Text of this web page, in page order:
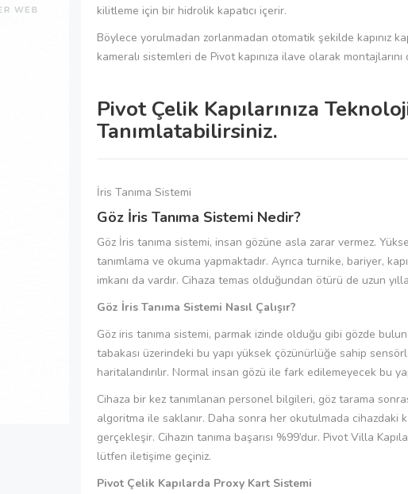
kilitleme için bir hidrolik kapatıcı içerir.
Böylece yorulmadan zorlanmadan otomatik şekilde kapınız
kameralı sistemleri de Pivot kapınıza ilave olarak montajlarını
Pivot Çelik Kapılarınıza
Tanımlatabilirsiniz.
İris Tanıma Sistemi
Göz İris Tanıma Sistemi Nedir?
Göz İris tanıma sistemi, insan gözüne asla zarar vermez.
tanımlama ve okuma yapmaktadır. Ayrıca turnike, bariyer,
imkanı da vardır. Cihaza temas olduğundan ötürü de uzun
Göz İris Tanıma Sistemi Nasıl Çalışır?
Göz iris tanıma sistemi, parmak izinde olduğu gibi gözde
tabakası üzerindeki bu yapı yüksek çözünürlüğe sahip
haritalandırılır. Normal insan gözü ile fark edilemeyecek bu
Cihaza bir kez tanımlanan personel bilgileri, göz tarama
algoritma ile saklanır. Daha sonra her okutulmada cihazdaki
gerçekleşir. Cihazın tanıma başarısı %99’dur. Pivot Villa
lütfen iletişime geçiniz.
Pivot Çelik Kapılarda Proxy Kart Sistemi